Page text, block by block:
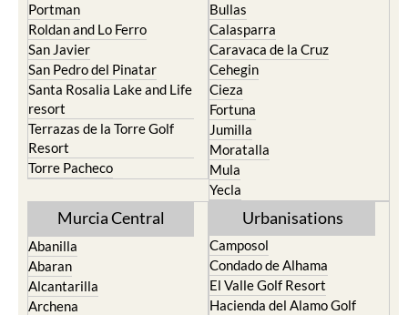
Portman
Roldan and Lo Ferro
San Javier
San Pedro del Pinatar
Santa Rosalia Lake and Life
resort
Terrazas de la Torre Golf
Resort
Torre Pacheco
Bullas
Calasparra
Caravaca de la Cruz
Cehegin
Cieza
Fortuna
Jumilla
Moratalla
Mula
Yecla
Murcia Central
Abanilla
Abaran
Alcantarilla
Archena
Urbanisations
Camposol
Condado de Alhama
El Valle Golf Resort
Hacienda del Alamo Golf